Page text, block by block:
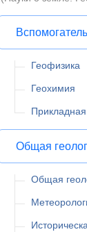
Геофизика
Геохимия
Общая
Общая